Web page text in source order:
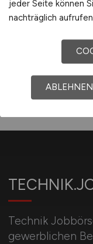
Technik
gewerblichen
jeder Seite können
nachträglich
ABLEHNEN